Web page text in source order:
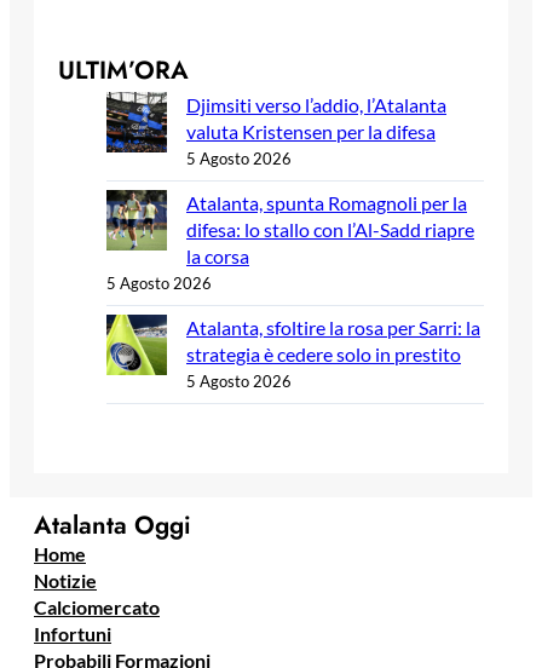
ULTIM’ORA
Djimsiti verso l’addio, l’Atalanta
valuta Kristensen per la difesa
5 Agosto 2026
Atalanta, spunta Romagnoli per la
difesa: lo stallo con l’Al-Sadd riapre
la corsa
5 Agosto 2026
Atalanta, sfoltire la rosa per Sarri: la
strategia è cedere solo in prestito
5 Agosto 2026
Atalanta Oggi
Home
Notizie
Calciomercato
Infortuni
Probabili Formazioni